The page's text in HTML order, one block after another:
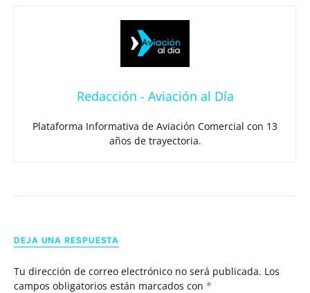
Redacción - Aviación al Día
Plataforma Informativa de Aviación Comercial con 13
años de trayectoria.
DEJA UNA RESPUESTA
Tu dirección de correo electrónico no será publicada. Los
campos obligatorios están marcados con *